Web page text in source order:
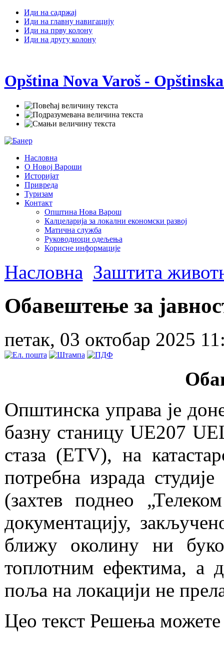
Иди на садржај
Иди на главну навигацију
Иди на прву колону
Иди на другу колону
Opština Nova Varoš -
Насловна
О Новој Вароши
Историјат
Привреда
Туризам
Контакт
Општина Нова Варош
Калцеларија за локални економски развој
Матична служба
Руководиоци одељења
Корисне информације
Насловна Заштита
Обавештење за
петак, 03 октобар 2025
Општинска управа је
базну станицу UE207
стаза (ETV), на
потребна израда
(захтев поднео
документацију,
ближу околину ни
топлотним ефектима, а
поља на локацији не
Цео текст Решења